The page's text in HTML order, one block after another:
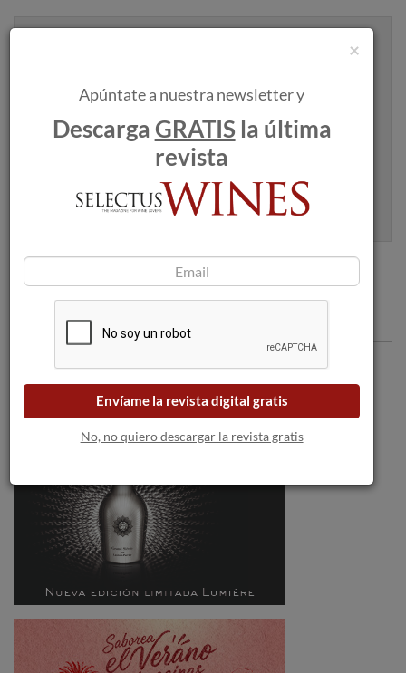
Apúntame
100% seguro. Nunca te enviaremos spam.
Comentarios
×
Apúntate a nuestra newsletter y
DescargaGRATIS la última
revista
Envíame la revista digital gratis
No, no quiero descargar la revista gratis